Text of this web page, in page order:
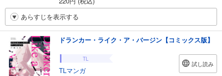
あらすじを表示する
ドランカー・ライク・ア・バージン【コミックス版】
TL
TLマンガ
試し読み